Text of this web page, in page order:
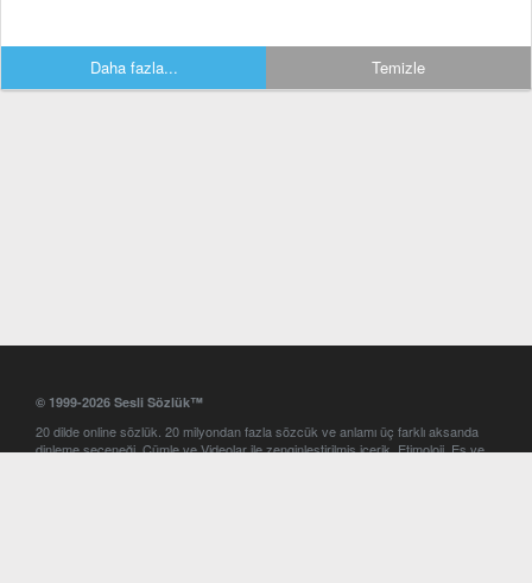
Daha fazla... Temizle
© 1999-2026 Sesli Sözlük™
20 dilde online sözlük. 20 milyondan fazla sözcük ve anlamı üç farklı aksanda
dinleme seçeneği. Cümle ve Videolar ile zenginleştirilmiş içerik. Etimoloji, Eş ve